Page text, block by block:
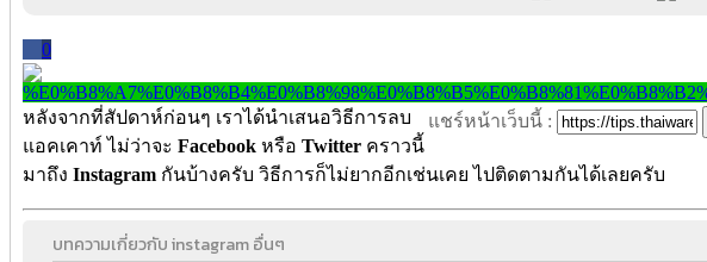
0
แชร์หน้าเว็บนี้ :
หลังจากที่สัปดาห์ก่อนๆ เราได้นำเสนอวิธีการลบ
แอคเคาท์ ไม่ว่าจะ Facebook หรือ Twitter คราวนี้
มาถึง Instagram กันบ้างครับ วิธีการก็ไม่ยากอีกเช่นเคย ไปติดตามกันได้เลยครับ
บทความเกี่ยวกับ instagram อื่นๆ